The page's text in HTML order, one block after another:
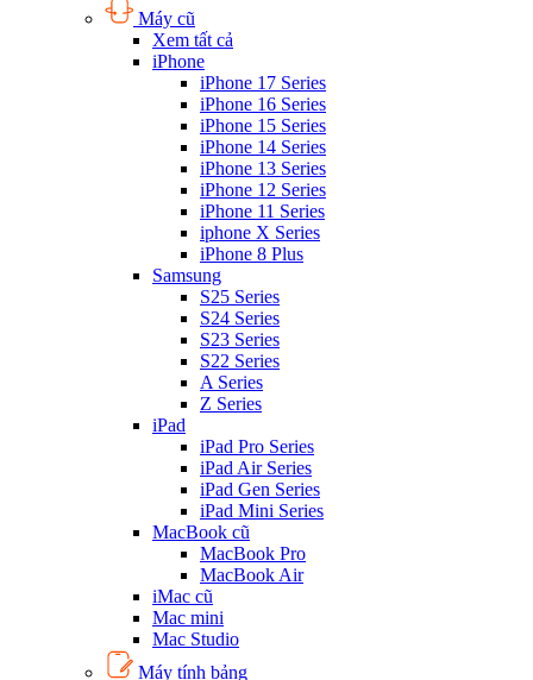
Máy cũ
Xem tất cả
iPhone
iPhone 17 Series
iPhone 16 Series
iPhone 15 Series
iPhone 14 Series
iPhone 13 Series
iPhone 12 Series
iPhone 11 Series
iphone X Series
iPhone 8 Plus
Samsung
S25 Series
S24 Series
S23 Series
S22 Series
A Series
Z Series
iPad
iPad Pro Series
iPad Air Series
iPad Gen Series
iPad Mini Series
MacBook cũ
MacBook Pro
MacBook Air
iMac cũ
Mac mini
Mac Studio
Máy tính bảng